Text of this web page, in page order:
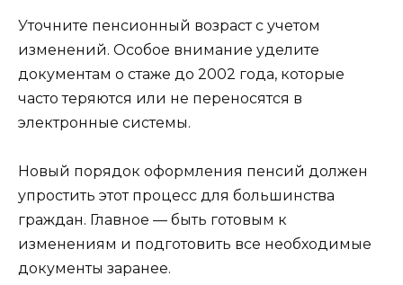
Уточните пенсионный возраст с учетом
изменений. Особое внимание уделите
документам о стаже до 2002 года, которые
часто теряются или не переносятся в
электронные системы.
Новый порядок оформления пенсий должен
упростить этот процесс для большинства
граждан. Главное — быть готовым к
изменениям и подготовить все необходимые
документы заранее.